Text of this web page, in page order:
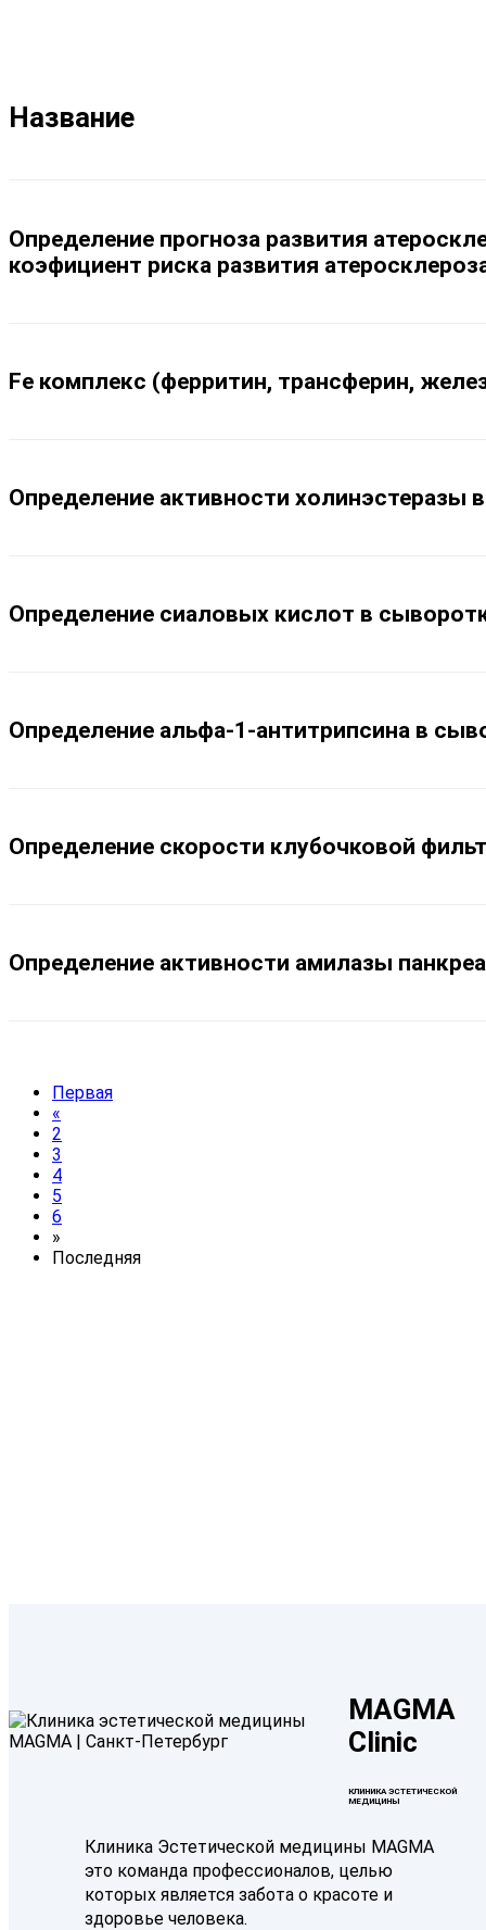
Название
Определение прогноза развития
коэфициент риска развития
Fe комплекс (ферритин, трансферин,
Определение активности холинэстеразы
Определение сиаловых кислот в
Определение альфа-1-антитрипсина в
Определение скорости клубочковой
Определение активности амилазы
Первая
«
2
3
4
5
6
»
Последняя
MAGMA
Clinic
КЛИНИКА ЭСТЕТИЧЕСКОЙ
МЕДИЦИНЫ
Клиника Эстетической медицины MAGMA
это команда профессионалов, целью
которых является забота о красоте и
здоровье человека.